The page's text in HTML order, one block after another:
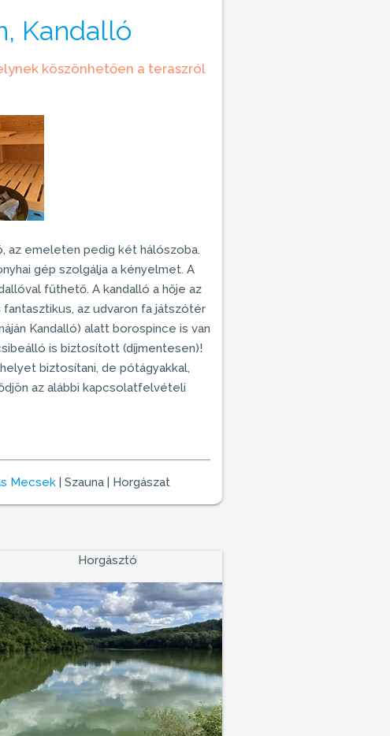
Kandalló
köszönhetően a teraszról
az emeleten pedig két hálószoba.
gép szolgálja a kényelmet. A
fűthető. A kandalló a hője az
az udvaron fa játszótér
Kandalló) alatt borospince is van
is biztosított (díjmentesen)!
biztosítani, de pótágyakkal,
az alábbi kapcsolatfelvételi
Mecsek| Szauna | Horgászat
Horgásztó